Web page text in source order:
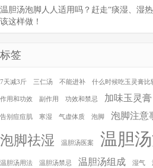
温胆汤泡脚人人适用吗？赶走“痰湿、湿
该这样做！
标签
7天减3斤 三仁汤 不能进补 什么时候吃玉灵膏比
作用和功效 副作用 功效和禁忌 加味玉灵膏
告别痘痘肌 寒湿 气虚体质 泡脚 泡脚注意
泡脚祛湿 温胆汤医案 温胆
温胆汤用法 温胆汤禁忌 温胆汤组成 湿气